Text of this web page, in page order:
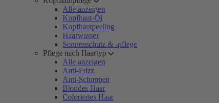
Alle anzeigen
Kopfhaut-Öl
Kopfhautpeeling
Haarwasser
Sonnenschutz & -pflege
Pflege nach Haartyp
Alle anzeigen
Anti-Frizz
Anti-Schuppen
Blondes Haar
Coloriertes Haar